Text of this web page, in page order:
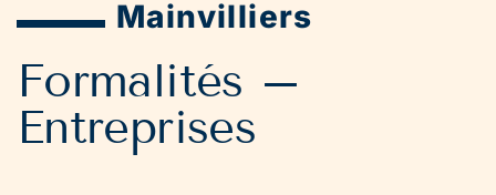
Mainvilliers
Formalités –
Entreprises